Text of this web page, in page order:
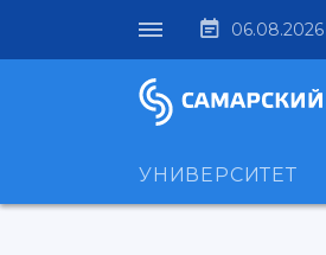
06.08.2026
УНИВЕРСИТЕТ